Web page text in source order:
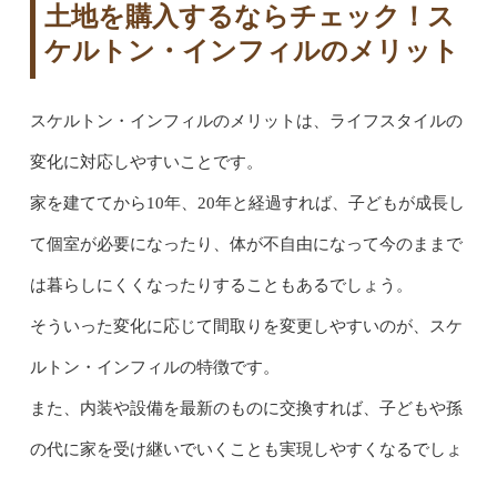
土地を購入するならチェック！ス
ケルトン・インフィルのメリット
スケルトン・インフィルのメリットは、ライフスタイルの
変化に対応しやすいことです。
家を建ててから10年、20年と経過すれば、子どもが成長し
て個室が必要になったり、体が不自由になって今のままで
は暮らしにくくなったりすることもあるでしょう。
そういった変化に応じて間取りを変更しやすいのが、スケ
ルトン・インフィルの特徴です。
また、内装や設備を最新のものに交換すれば、子どもや孫
の代に家を受け継いでいくことも実現しやすくなるでしょ